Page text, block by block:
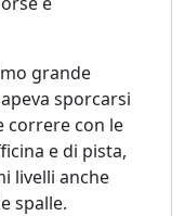
grande
sporcarsi
correre con le
e di pista,
livelli anche
spalle.